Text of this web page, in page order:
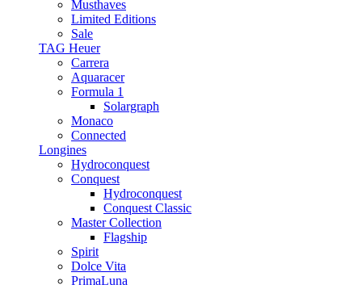
Musthaves
Limited Editions
Sale
TAG Heuer
Carrera
Aquaracer
Formula 1
Solargraph
Monaco
Connected
Longines
Hydroconquest
Conquest
Hydroconquest
Conquest Classic
Master Collection
Flagship
Spirit
Dolce Vita
PrimaLuna